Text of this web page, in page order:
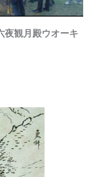
観月殿ウオーキ